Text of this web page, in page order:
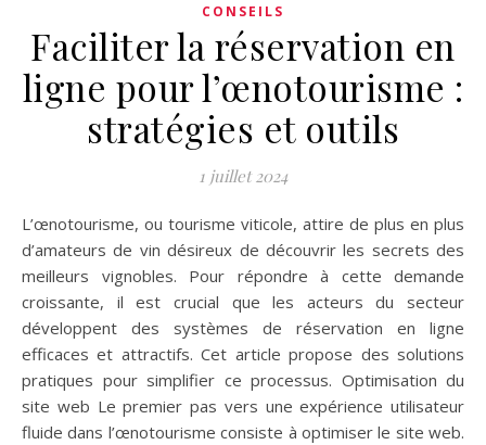
CONSEILS
Faciliter la réservation en
ligne pour l’œnotourisme :
stratégies et outils
1 juillet 2024
L’œnotourisme, ou tourisme viticole, attire de plus en plus
d’amateurs de vin désireux de découvrir les secrets des
meilleurs vignobles. Pour répondre à cette demande
croissante, il est crucial que les acteurs du secteur
développent des systèmes de réservation en ligne
efficaces et attractifs. Cet article propose des solutions
pratiques pour simplifier ce processus. Optimisation du
site web Le premier pas vers une expérience utilisateur
fluide dans l’œnotourisme consiste à optimiser le site web.